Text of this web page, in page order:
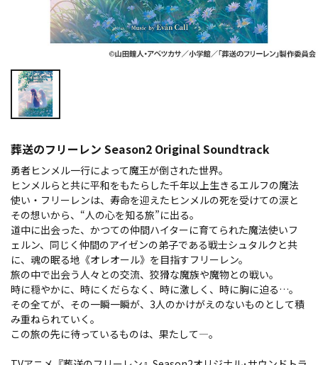
葬送のフリーレン Season2 Original Soundtrack
勇者ヒンメル一行によって魔王が倒された世界。
ヒンメルらと共に平和をもたらした千年以上生きるエルフの魔法
使い・フリーレンは、寿命を迎えたヒンメルの死を受けての涙と
その想いから、“人の心を知る旅”に出る。
道中に出会った、かつての仲間ハイターに育てられた魔法使いフ
ェルン、同じく仲間のアイゼンの弟子である戦士シュタルクと共
に、魂の眠る地《オレオール》を目指すフリーレン。
旅の中で出会う人々との交流、狡猾な魔族や魔物との戦い。
時に穏やかに、時にくだらなく、時に激しく、時に胸に迫る…。
その全てが、その一瞬一瞬が、3人のかけがえのないものとして積
み重ねられていく。
この旅の先に待っているものは、果たして――――。